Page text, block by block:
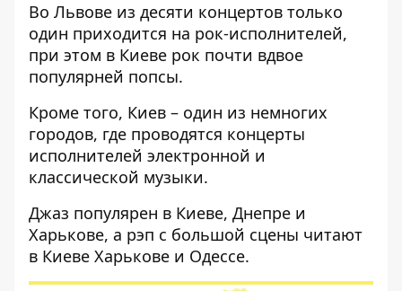
Во Львове из десяти концертов только
один приходится на рок-исполнителей,
при этом в Киеве рок почти вдвое
популярней попсы.
Кроме того, Киев – один из немногих
городов, где проводятся концерты
исполнителей электронной и
классической музыки.
Джаз популярен в Киеве, Днепре и
Харькове, а рэп с большой сцены читают
в Киеве Харькове и Одессе.